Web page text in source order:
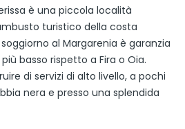
è una piccola località
turistico della costa
al Margarenia è garanzia
basso rispetto a Fira o Oia.
di servizi di alto livello, a pochi
nera e presso una splendida